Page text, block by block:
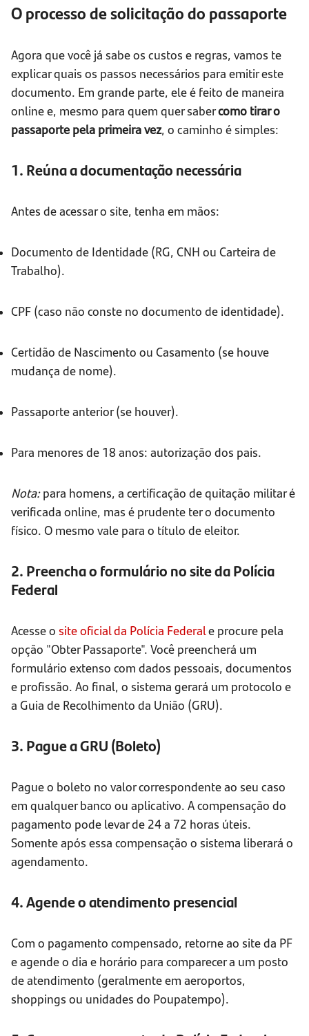
O processo de solicitação do passaporte
Agora que você já sabe os custos e regras, vamos te
explicar quais os passos necessários para emitir este
documento. Em grande parte, ele é feito de maneira
online e, mesmo para quem quer sabercomo tirar o
passaporte pela primeira vez, o caminho é simples:
1. Reúna a documentação necessária
Antes de acessar o site, tenha em mãos:
Documento de Identidade (RG, CNH ou Carteira de
Trabalho).
CPF (caso não conste no documento de identidade).
Certidão de Nascimento ou Casamento (se houve
mudança de nome).
Passaporte anterior (se houver).
Para menores de 18 anos: autorização dos pais.
Nota:para homens, a certificação de quitação militar é
verificada online, mas é prudente ter o documento
físico. O mesmo vale para o título de eleitor.
2. Preencha o formulário no site da Polícia
Federal
Acesse o site oficial da Polícia Federale procure pela
opção "Obter Passaporte". Você preencherá um
formulário extenso com dados pessoais, documentos
e profissão. Ao final, o sistema gerará um protocolo e
a Guia de Recolhimento da União (GRU).
3. Pague a GRU (Boleto)
Pague o boleto no valor correspondente ao seu caso
em qualquer banco ou aplicativo. A compensação do
pagamento pode levar de 24 a 72 horas úteis.
Somente após essa compensação o sistema liberará o
agendamento.
4. Agende o atendimento presencial
Com o pagamento compensado, retorne ao site da PF
e agende o dia e horário para comparecer a um posto
de atendimento (geralmente em aeroportos,
shoppings ou unidades do Poupatempo).